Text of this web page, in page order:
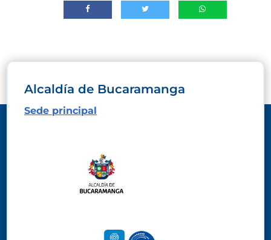
Alcaldía de Bucaramanga
Sede principal